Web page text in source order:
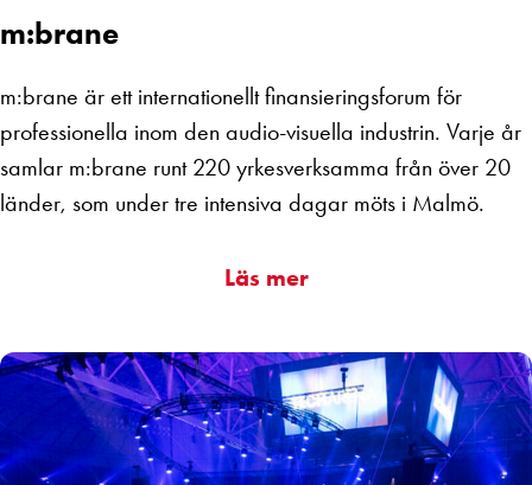
m:brane
m:brane är ett internationellt finansieringsforum för
professionella inom den audio-visuella industrin. Varje år
samlar m:brane runt 220 yrkesverksamma från över 20
länder, som under tre intensiva dagar möts i Malmö.
Läs mer